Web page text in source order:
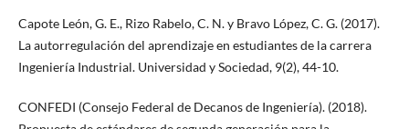
Capote León, G. E., Rizo Rabelo, C. N. y Bravo López, C. G. (2017).
La autorregulación del aprendizaje en estudiantes de la carrera
Ingeniería Industrial. Universidad y Sociedad, 9(2), 44-10.
CONFEDI (Consejo Federal de Decanos de Ingeniería). (2018).